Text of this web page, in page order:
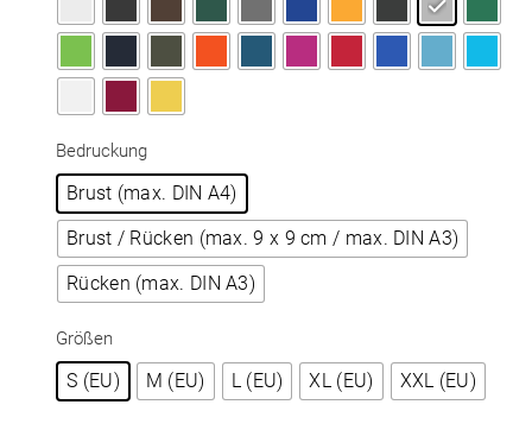
Bedruckung
Brust (max. DIN A4)
Brust / Rücken (max. 9 x 9 cm / max. DIN A3)
Rücken (max. DIN A3)
Größen
S (EU) M (EU) L (EU) XL (EU) XXL (EU)